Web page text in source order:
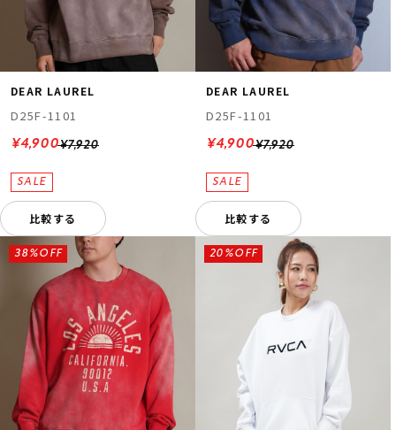
DEAR LAUREL
D25F-1101
¥7,920
¥4,900
比較する
DEAR LAUREL
D25F-1101
¥7,920
¥4,900
比較する
38%OFF 20%OFF